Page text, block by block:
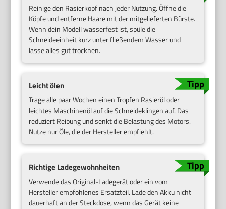
Reinige den Rasierkopf nach jeder Nutzung. Öffne die
Köpfe und entferne Haare mit der mitgelieferten Bürste.
Wenn dein Modell wasserfest ist, spüle die
Schneideeinheit kurz unter fließendem Wasser und
lasse alles gut trocknen.
Leicht ölen
Trage alle paar Wochen einen Tropfen Rasieröl oder
leichtes Maschinenöl auf die Schneideklingen auf. Das
reduziert Reibung und senkt die Belastung des Motors.
Nutze nur Öle, die der Hersteller empfiehlt.
Richtige Ladegewohnheiten
Verwende das Original-Ladegerät oder ein vom
Hersteller empfohlenes Ersatzteil. Lade den Akku nicht
dauerhaft an der Steckdose, wenn das Gerät keine